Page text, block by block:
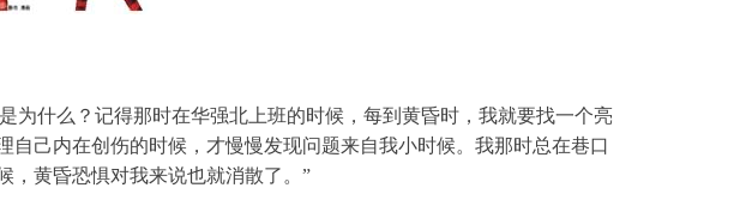
什么？记得那时在华强北上班的时候，每到黄昏时，我就要找一个亮
己内在创伤的时候，才慢慢发现问题来自我小时候。我那时总在巷口
，黄昏恐惧对我来说也就消散了。”